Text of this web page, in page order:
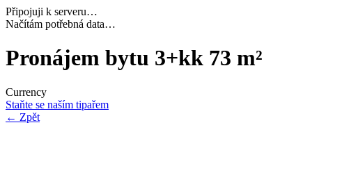
Připojuji k serveru…
Načítám potřebná data…
Pronájem bytu 3+kk 73 m²
Currency
Staňte se naším tipařem
← Zpět